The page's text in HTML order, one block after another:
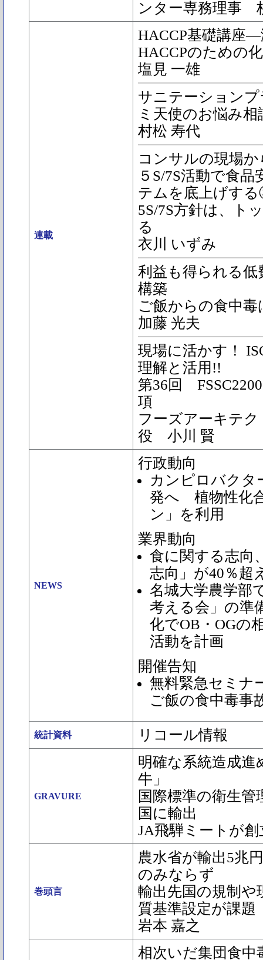
ンター専務理事
連載
HACCP基礎講座―
HACCPのための
塩見 一雄
サニテーション
ミ天使のお悩み相
村松 寿代
コンサルの現場
５S/7S活動で食
テムを底上げす
5S/7S方針は、ト
る
衣川 いずみ
利益も得られる低
構築
ご飯からの食中
加藤 光夫
現場に活かす！
理解と活用!!
第36回
項
フーズアーキテ
役 小川 賢
NEWS
行政動向
カンピロバクタ
発へ 植物性化
ン」を利用
業界動向
食に関する志向
志向」が40％超
名城大学農学部
考える会」の準
化でOB・OGの
活動を計画
開催告知
無料緊急セミナ
ご飯の食中毒事
統計資料 リコール情報
GRAVURE
明確な系統造成
牛」
国際標準の衛生管
国に輸出
JA飛騨ミートが
巻頭言
農水省が輸出5兆
のみならず
輸出先国の規制や
質基準設定が課題
岩本 嘉之
相次いだ集団食中